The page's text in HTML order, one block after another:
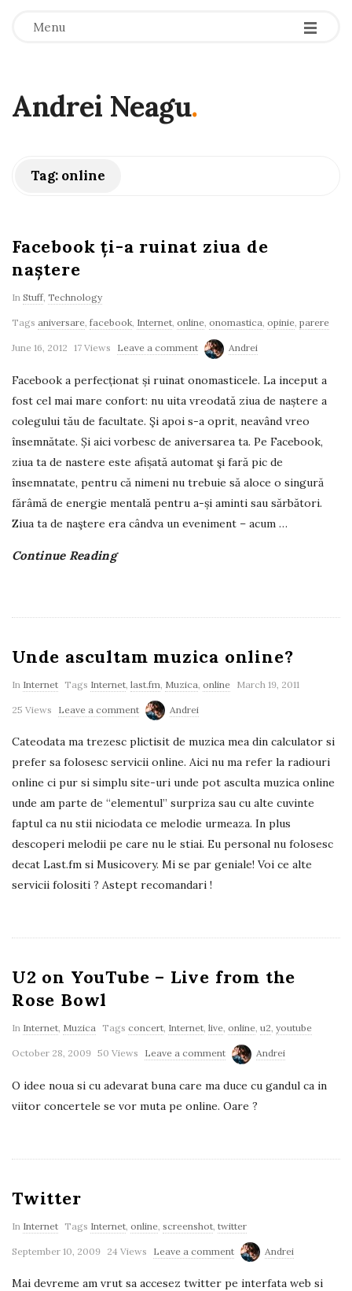
Menu -
-
-
Andrei Neagu.
Tag: online
Facebook ți-a ruinat ziua de
naștere
In Stuff, Technology
Tags aniversare, facebook, Internet, online, onomastica, opinie, parere
June 16, 2012 17 Views Leave a comment Andrei
Facebook a perfecționat și ruinat onomasticele. La inceput a
fost cel mai mare confort: nu uita vreodată ziua de naștere a
colegului tău de facultate. Şi apoi s-a oprit, neavând vreo
însemnătate. Și aici vorbesc de aniversarea ta. Pe Facebook,
ziua ta de nastere este afișată automat şi fară pic de
însemnatate, pentru că nimeni nu trebuie să aloce o singură
fărâmă de energie mentală pentru a-și aminti sau sărbători.
Ziua ta de naştere era cândva un eveniment – acum …
Continue Reading
Unde ascultam muzica online?
In Internet Tags Internet last.fm Muzica online March 19, 2011
25 Views Leave a comment Andrei
Cateodata ma trezesc plictisit de muzica mea din calculator si
prefer sa folosesc servicii online. Aici nu ma refer la radiouri
online ci pur si simplu site-uri unde pot asculta muzica online
unde am parte de “elementul” surpriza sau cu alte cuvinte
faptul ca nu stii niciodata ce melodie urmeaza. In plus
descoperi melodii pe care nu le stiai. Eu personal nu folosesc
decat Last.fm si Musicovery. Mi se par geniale! Voi ce alte
servicii folositi ? Astept recomandari !
U2 on YouTube – Live from the
Rose Bowl
In Internet, Muzica Tags concert, Internet, live, online, u2, youtube
October 28, 2009 50 Views Leave a comment Andrei
O idee noua si cu adevarat buna care ma duce cu gandul ca in
viitor concertele se vor muta pe online. Oare ?
Twitter
In Internet Tags Internet online screenshot twitter
September 10, 2009 24 Views Leave a comment Andrei
Mai devreme am vrut sa accesez twitter pe interfata web si